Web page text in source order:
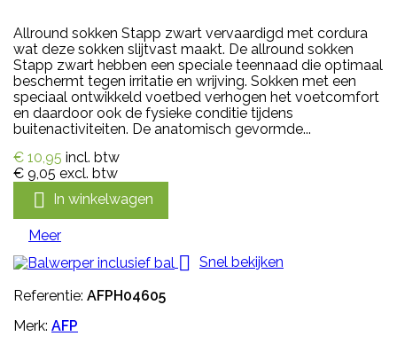
Allround sokken Stapp zwart vervaardigd met cordura
wat deze sokken slijtvast maakt. De allround sokken
Stapp zwart hebben een speciale teennaad die optimaal
beschermt tegen irritatie en wrijving. Sokken met een
speciaal ontwikkeld voetbed verhogen het voetcomfort
en daardoor ook de fysieke conditie tijdens
buitenactiviteiten. De anatomisch gevormde...
€ 10,95 incl. btw
€ 9,05 excl. btw
 In winkelwagen
Meer

Snel bekijken
Referentie: AFPH04605
Merk: AFP